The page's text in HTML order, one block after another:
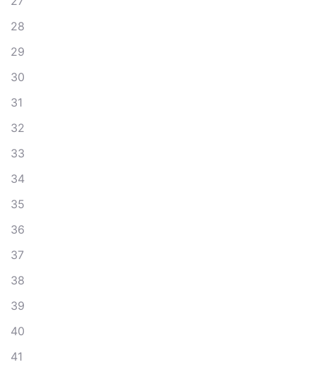
28
29
30
31
32
33
34
35
36
37
38
39
40
41